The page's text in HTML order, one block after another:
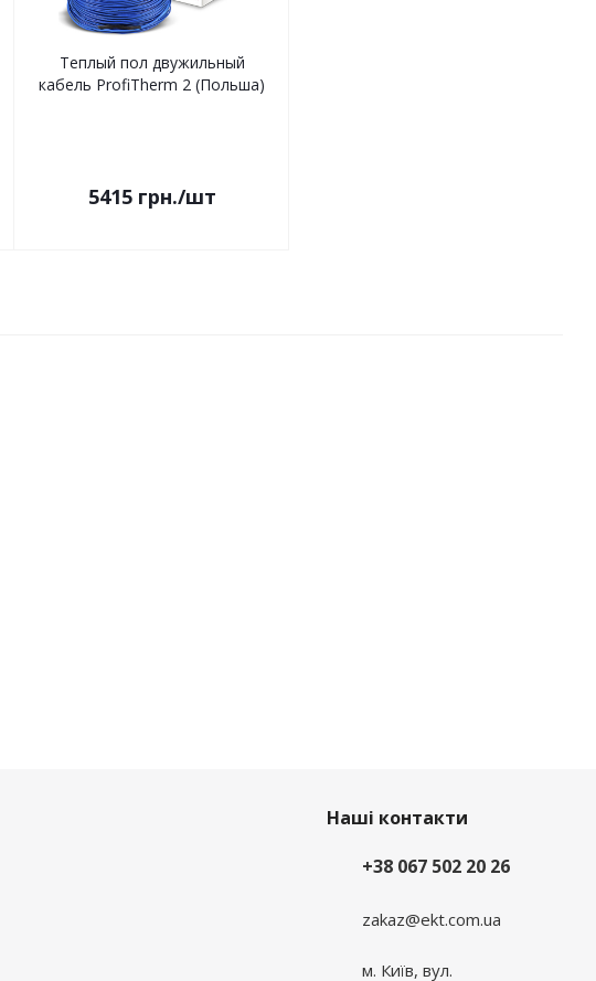
Теплый пол двужильный
кабель ProfiTherm 2 (Польша)
5415грн./шт
Наші контакти
+38 067 502 20 26
zakaz@ekt.com.ua
м. Київ, вул.